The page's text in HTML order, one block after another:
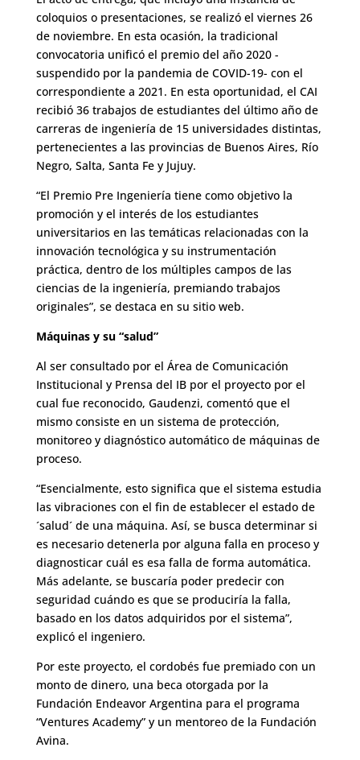
coloquios o presentaciones, se realizó el viernes 26
de noviembre. En esta ocasión, la tradicional
convocatoria unificó el premio del año 2020 -
suspendido por la pandemia de COVID-19- con el
correspondiente a 2021. En esta oportunidad, el CAI
recibió 36 trabajos de estudiantes del último año de
carreras de ingeniería de 15 universidades distintas,
pertenecientes a las provincias de Buenos Aires, Río
Negro, Salta, Santa Fe y Jujuy.
“El Premio Pre Ingeniería tiene como objetivo la
promoción y el interés de los estudiantes
universitarios en las temáticas relacionadas con la
innovación tecnológica y su instrumentación
práctica, dentro de los múltiples campos de las
ciencias de la ingeniería, premiando trabajos
originales”, se destaca en su sitio web.
Máquinas y su “salud”
Al ser consultado por el Área de Comunicación
Institucional y Prensa del IB por el proyecto por el
cual fue reconocido, Gaudenzi, comentó que el
mismo consiste en un sistema de protección,
monitoreo y diagnóstico automático de máquinas de
proceso.
“Esencialmente, esto significa que el sistema estudia
las vibraciones con el fin de establecer el estado de
´salud´ de una máquina. Así, se busca determinar si
es necesario detenerla por alguna falla en proceso y
diagnosticar cuál es esa falla de forma automática.
Más adelante, se buscaría poder predecir con
seguridad cuándo es que se produciría la falla,
basado en los datos adquiridos por el sistema”,
explicó el ingeniero.
Por este proyecto, el cordobés fue premiado con un
monto de dinero, una beca otorgada por la
Fundación Endeavor Argentina para el programa
“Ventures Academy” y un mentoreo de la Fundación
Avina.